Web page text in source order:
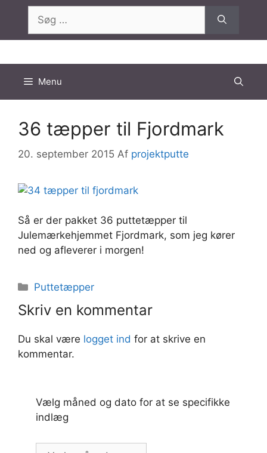
indhold
efter:
Menu
36 tæpper til Fjordmark
20. september 2015 Af projektputte
Så er der pakket 36 puttetæpper til
Julemærkehjemmet Fjordmark, som jeg kører
ned og afleverer i morgen!
Kategorier
Puttetæpper
Skriv en kommentar
Du skal være logget ind for at skrive en
kommentar.
Vælg måned og dato for at se specifikke
indlæg
Vælg